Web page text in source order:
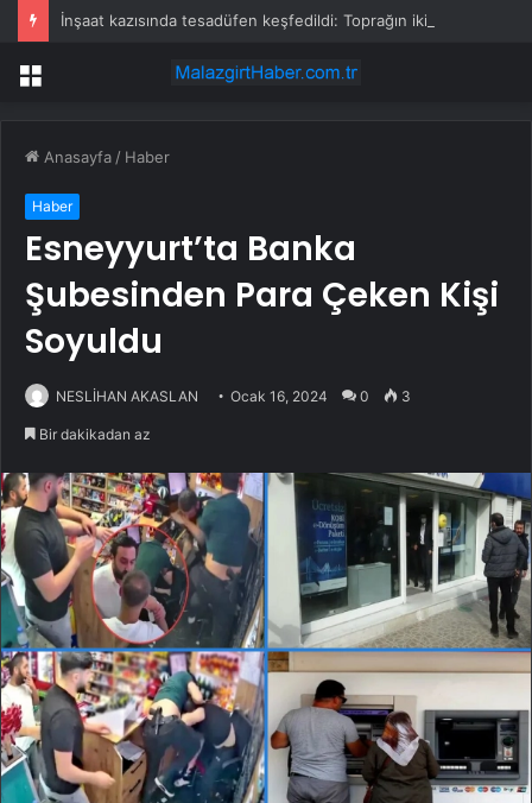
Menü
Anasayfa / Haber
Haber
Esneyyurt’ta Banka
Şubesinden Para Çeken Kişi
Soyuldu
NESLİHAN AKASLAN Ocak 16, 2024 0 3
Bir dakikadan az